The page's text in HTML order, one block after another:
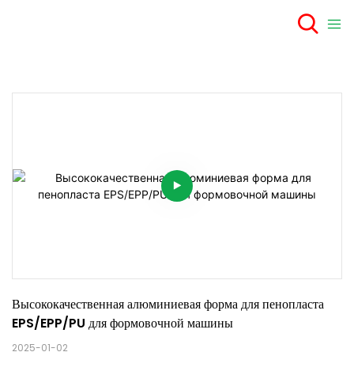
Высококачественная алюминиевая форма для пенопласта
EPS/EPP/PU для формовочной машины
2025-01-02